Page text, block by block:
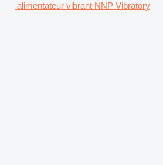
alimentateur vibrant NNP Vibratory